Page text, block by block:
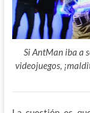
Si AntMan iba a
videojuegos,